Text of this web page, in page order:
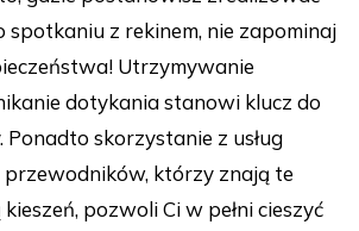
spotkaniu z rekinem, nie zapominaj
Utrzymywanie
dotykania stanowi klucz do
Ponadto skorzystanie z usług
którzy znają te
pozwoli Ci w pełni cieszyć